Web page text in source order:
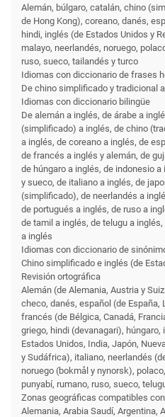
Alemán, búlgaro, catalán, chino
de Hong Kong), coreano, danés,
hindi, inglés (de Estados Unidos y
malayo, neerlandés, noruego,
ruso, sueco, tailandés y turco
Idiomas con diccionario de frases
De chino simplificado y tradicional
Idiomas con diccionario bilingüe
De alemán a inglés, de árabe a
(simplificado) a inglés, de chino
a inglés, de coreano a inglés, de
de francés a inglés y alemán, de
de húngaro a inglés, de indonesio
y sueco, de italiano a inglés, de
(simplificado), de neerlandés a
de portugués a inglés, de ruso a
de tamil a inglés, de telugu a
a inglés
Idiomas con diccionario de
Chino simplificado e inglés (de
Revisión ortográfica
Alemán (de Alemania, Austria y
checo, danés, español (de
francés (de Bélgica, Canadá,
griego, hindi (devanagari), húngaro,
Estados Unidos, India, Japón,
y Sudáfrica), italiano, neerlandés
noruego (bokmål y nynorsk),
punyabí, rumano, ruso, sueco,
Zonas geográficas compatibles
Alemania, Arabia Saudí, Argentina,